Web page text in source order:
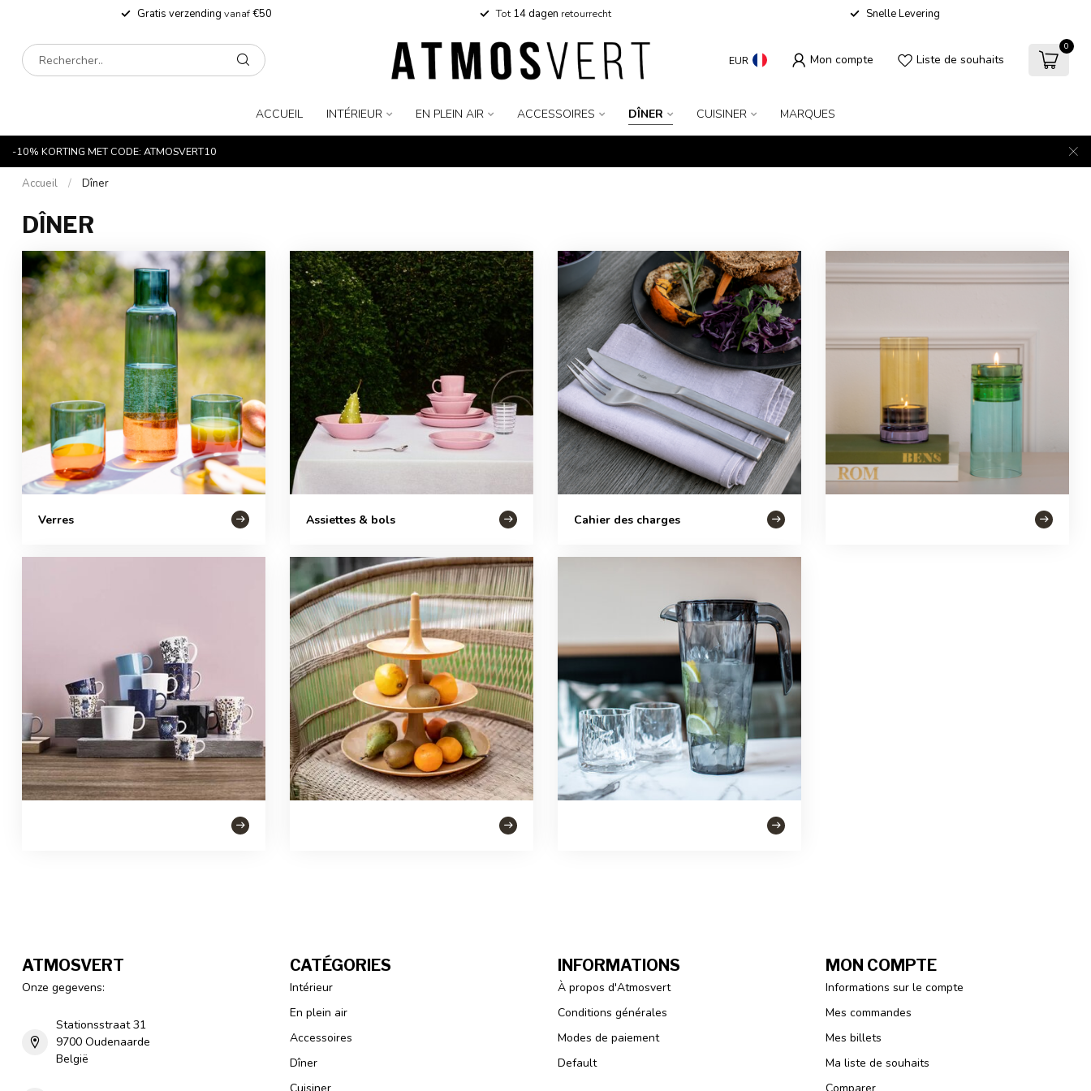
Gratis verzending vanaf€50 Tot14 dagen retourrecht Snelle Levering
EUR Mon compte Liste de souhaits
0
ACCUEIL INTÉRIEUR EN PLEIN AIR ACCESSOIRES DÎNER CUISINER MARQUES
-10% KORTING MET CODE: ATMOSVERT10
Accueil / Dîner
DÎNER
Verres Assiettes & bols Cahier des charges
ATMOSVERT
Onze gegevens:
Stationsstraat 31
9700 Oudenaarde
België
CATÉGORIES
Intérieur
En plein air
Accessoires
Dîner
INFORMATIONS
À propos d'Atmosvert
Conditions générales
Modes de paiement
Default
MON COMPTE
Informations sur le compte
Mes commandes
Mes billets
Ma liste de souhaits